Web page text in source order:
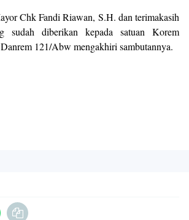
Chk Fandi Riawan, S.H. dan terimakasih
sudah diberikan kepada satuan Korem
121/Abw mengakhiri sambutannya.